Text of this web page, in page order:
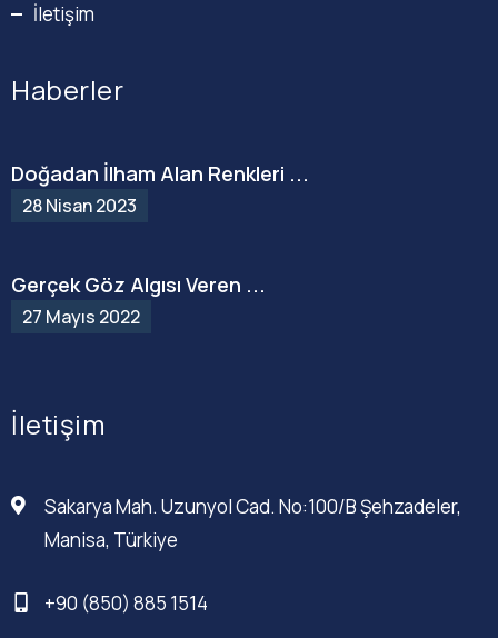
İletişim
Haberler
Doğadan İlham Alan Renkleri ...
28 Nisan 2023
Gerçek Göz Algısı Veren ...
27 Mayıs 2022
İletişim
Sakarya Mah. Uzunyol Cad. No:100/B Şehzadeler,
Manisa, Türkiye
+90 (850) 885 1514